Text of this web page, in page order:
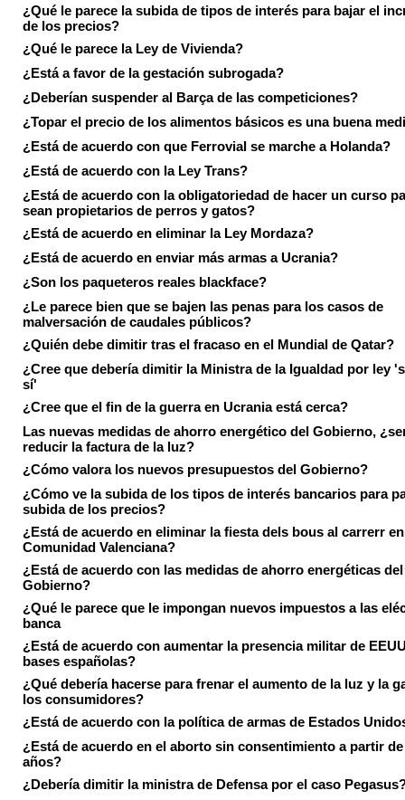
¿Qué le parece la subida de tipos de interés para bajar el
de los precios?
¿Qué le parece la Ley de Vivienda?
¿Está a favor de la gestación subrogada?
¿Deberían suspender al Barça de las competiciones?
¿Topar el precio de los alimentos básicos es una buena
¿Está de acuerdo con que Ferrovial se marche a Holanda?
¿Está de acuerdo con la Ley Trans?
¿Está de acuerdo con la obligatoriedad de hacer un curso
sean propietarios de perros y gatos?
¿Está de acuerdo en eliminar la Ley Mordaza?
¿Está de acuerdo en enviar más armas a Ucrania?
¿Son los paqueteros reales blackface?
¿Le parece bien que se bajen las penas para los casos de
malversación de caudales públicos?
¿Quién debe dimitir tras el fracaso en el Mundial de Qatar?
¿Cree que debería dimitir la Ministra de la Igualdad por ley
sí'
¿Cree que el fin de la guerra en Ucrania está cerca?
Las nuevas medidas de ahorro energético del Gobierno,
reducir la factura de la luz?
¿Cómo valora los nuevos presupuestos del Gobierno?
¿Cómo ve la subida de los tipos de interés bancarios para
subida de los precios?
¿Está de acuerdo en eliminar la fiesta dels bous al carrerr
Comunidad Valenciana?
¿Está de acuerdo con las medidas de ahorro energéticas del
Gobierno?
¿Qué le parece que le impongan nuevos impuestos a las
banca
¿Está de acuerdo con aumentar la presencia militar de
bases españolas?
¿Qué debería hacerse para frenar el aumento de la luz y la
los consumidores?
¿Está de acuerdo con la política de armas de Estados
¿Está de acuerdo en el aborto sin consentimiento a partir
años?
¿Debería dimitir la ministra de Defensa por el caso